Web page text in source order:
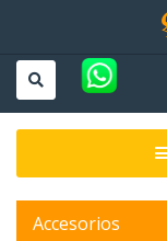
Accesorios